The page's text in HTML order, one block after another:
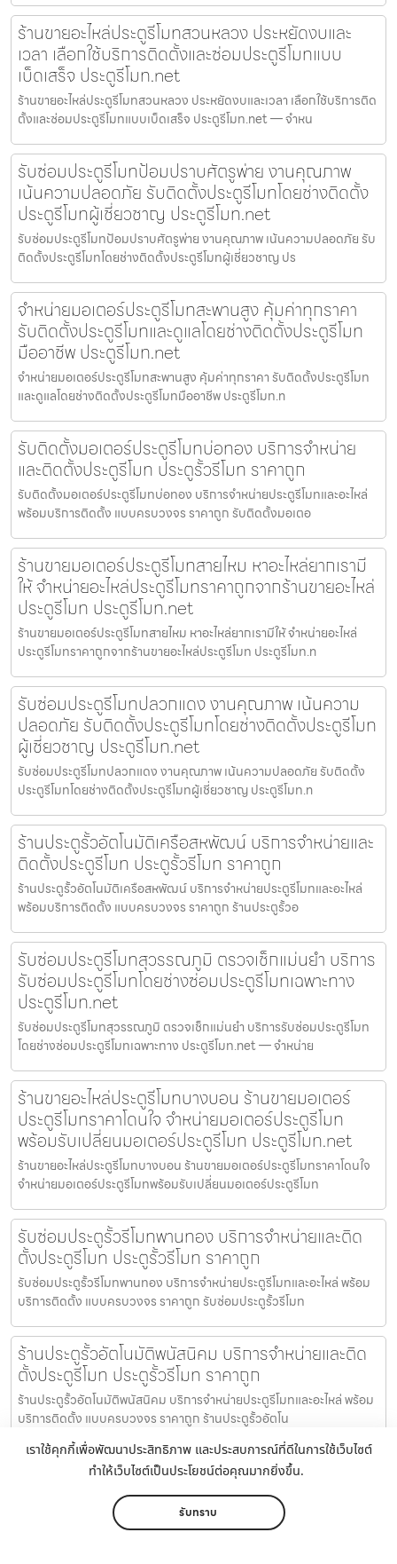
เราใช้คุกกี้เพื่อพัฒนาประสิทธิภาพ และประสบการณ์ที่ดีในการใช้เว็บไซต์
ทำให้เว็บไซต์เป็นประโยชน์ต่อคุณมากยิ่งขึ้น.
รับทราบ
ร้านขายอะไหล่ประตูรีโมทสวนหลวง ประหยัดงบและ
เวลา เลือกใช้บริการติดตั้งและซ่อมประตูรีโมทแบบ
เบ็ดเสร็จ ประตูรีโมท.net
ร้านขายอะไหล่ประตูรีโมทสวนหลวง ประหยัดงบและเวลา เลือกใช้บริการติด
ตั้งและซ่อมประตูรีโมทแบบเบ็ดเสร็จ ประตูรีโมท.net — จำหน
รับซ่อมประตูรีโมทป้อมปราบศัตรูพ่าย งานคุณภาพ
เน้นความปลอดภัย รับติดตั้งประตูรีโมทโดยช่างติดตั้ง
ประตูรีโมทผู้เชี่ยวชาญ ประตูรีโมท.net
รับซ่อมประตูรีโมทป้อมปราบศัตรูพ่าย งานคุณภาพ เน้นความปลอดภัย รับ
ติดตั้งประตูรีโมทโดยช่างติดตั้งประตูรีโมทผู้เชี่ยวชาญ ปร
จำหน่ายมอเตอร์ประตูรีโมทสะพานสูง คุ้มค่าทุกราคา
รับติดตั้งประตูรีโมทและดูแลโดยช่างติดตั้งประตูรีโมท
มืออาชีพ ประตูรีโมท.net
จำหน่ายมอเตอร์ประตูรีโมทสะพานสูง คุ้มค่าทุกราคา รับติดตั้งประตูรีโมท
และดูแลโดยช่างติดตั้งประตูรีโมทมืออาชีพ ประตูรีโมท.n
รับติดตั้งมอเตอร์ประตูรีโมทบ่อทอง บริการจำหน่าย
และติดตั้งประตูรีโมท ประตูรั้วรีโมท ราคาถูก
รับติดตั้งมอเตอร์ประตูรีโมทบ่อทอง บริการจำหน่ายประตูรีโมทและอะไหล่
พร้อมบริการติดตั้ง แบบครบวงจร ราคาถูก รับติดตั้งมอเตอ
ร้านขายมอเตอร์ประตูรีโมทสายไหม หาอะไหล่ยากเรามี
ให้ จำหน่ายอะไหล่ประตูรีโมทราคาถูกจากร้านขายอะไหล่
ประตูรีโมท ประตูรีโมท.net
ร้านขายมอเตอร์ประตูรีโมทสายไหม หาอะไหล่ยากเรามีให้ จำหน่ายอะไหล่
ประตูรีโมทราคาถูกจากร้านขายอะไหล่ประตูรีโมท ประตูรีโมท.n
รับซ่อมประตูรีโมทปลวกแดง งานคุณภาพ เน้นความ
ปลอดภัย รับติดตั้งประตูรีโมทโดยช่างติดตั้งประตูรีโมท
ผู้เชี่ยวชาญ ประตูรีโมท.net
รับซ่อมประตูรีโมทปลวกแดง งานคุณภาพ เน้นความปลอดภัย รับติดตั้ง
ประตูรีโมทโดยช่างติดตั้งประตูรีโมทผู้เชี่ยวชาญ ประตูรีโมท.n
ร้านประตูรั้วอัตโนมัติเครือสหพัฒน์ บริการจำหน่ายและ
ติดตั้งประตูรีโมท ประตูรั้วรีโมท ราคาถูก
ร้านประตูรั้วอัตโนมัติเครือสหพัฒน์ บริการจำหน่ายประตูรีโมทและอะไหล่
พร้อมบริการติดตั้ง แบบครบวงจร ราคาถูก ร้านประตูรั้วอ
รับซ่อมประตูรีโมทสุวรรณภูมิ ตรวจเช็กแม่นยำ บริการ
รับซ่อมประตูรีโมทโดยช่างซ่อมประตูรีโมทเฉพาะทาง
ประตูรีโมท.net
รับซ่อมประตูรีโมทสุวรรณภูมิ ตรวจเช็กแม่นยำ บริการรับซ่อมประตูรีโมท
โดยช่างซ่อมประตูรีโมทเฉพาะทาง ประตูรีโมท.net — จำหน่าย
ร้านขายอะไหล่ประตูรีโมทบางบอน ร้านขายมอเตอร์
ประตูรีโมทราคาโดนใจ จำหน่ายมอเตอร์ประตูรีโมท
พร้อมรับเปลี่ยนมอเตอร์ประตูรีโมท ประตูรีโมท.net
ร้านขายอะไหล่ประตูรีโมทบางบอน ร้านขายมอเตอร์ประตูรีโมทราคาโดนใจ
จำหน่ายมอเตอร์ประตูรีโมทพร้อมรับเปลี่ยนมอเตอร์ประตูรีโมท
รับซ่อมประตูรั้วรีโมทพานทอง บริการจำหน่ายและติด
ตั้งประตูรีโมท ประตูรั้วรีโมท ราคาถูก
รับซ่อมประตูรั้วรีโมทพานทอง บริการจำหน่ายประตูรีโมทและอะไหล่ พร้อม
บริการติดตั้ง แบบครบวงจร ราคาถูก รับซ่อมประตูรั้วรีโมท
ร้านประตูรั้วอัตโนมัติพนัสนิคม บริการจำหน่ายและติด
ตั้งประตูรีโมท ประตูรั้วรีโมท ราคาถูก
ร้านประตูรั้วอัตโนมัติพนัสนิคม บริการจำหน่ายประตูรีโมทและอะไหล่ พร้อม
บริการติดตั้ง แบบครบวงจร ราคาถูก ร้านประตูรั้วอัตโน
ช่างซ่อมประตูรีโมทหนองมน รับเปลี่ยนมอเตอร์ประตู
รีโมทด้วยสินค้าจากร้านขายมอเตอร์ประตูรีโมทที่
จำหน่ายมอเตอร์ประตูรีโมทแท้ ประตูรีโมท.net